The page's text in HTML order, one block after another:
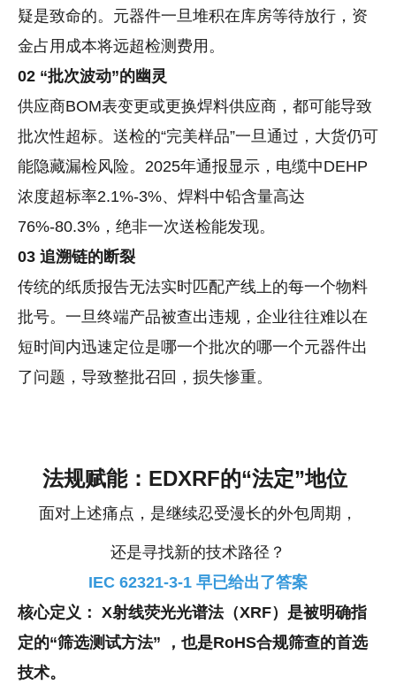
疑是致命的。元器件一旦堆积在库房等待放行，资
金占用成本将远超检测费用。
02 “批次波动”的幽灵
供应商BOM表变更或更换焊料供应商，都可能导致
批次性超标。送检的“完美样品”一旦通过，大货仍可
能隐藏漏检风险。2025年通报显示，电缆中DEHP
浓度超标率2.1%-3%、焊料中铅含量高达
76%-80.3%，绝非一次送检能发现。
03 追溯链的断裂
传统的纸质报告无法实时匹配产线上的每一个物料
批号。一旦终端产品被查出违规，企业往往难以在
短时间内迅速定位是哪一个批次的哪一个元器件出
了问题，导致整批召回，损失惨重。
法规赋能：EDXRF的“法定”地位
面对上述痛点，是继续忍受漫长的外包周期，
还是寻找新的技术路径？
IEC 62321-3-1 早已给出了答案
核心定义： X射线荧光光谱法（XRF）是被明确指
定的“筛选测试方法” ，也是RoHS合规筛查的首选
技术。